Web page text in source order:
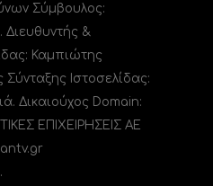
Σύμβουλος:
&
Καμπιώτης
Ιστοσελίδας:
Δικαιούχος Domain:
ΕΠΙΧΕΙΡΗΣΕΙΣ ΑΕ